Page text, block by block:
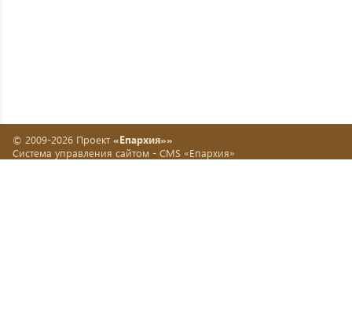
© 2009-2026 Проект «Епархия»»
Система управления сайтом - CMS «Епархия»